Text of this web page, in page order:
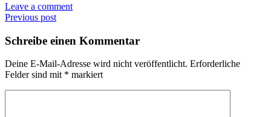
Leave a comment
Previous post
Schreibe einen Kommentar
Deine E-Mail-Adresse wird nicht veröffentlicht. Erforderliche
Felder sind mit * markiert